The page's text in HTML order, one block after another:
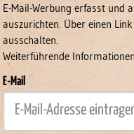
E-Mail-Werbung erfasst und
auszurichten. Über einen
ausschalten.
Weiterführende
E-Mail